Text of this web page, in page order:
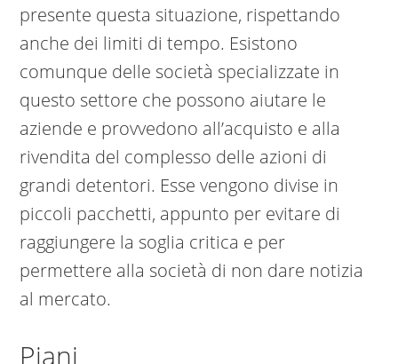
presente questa situazione, rispettando
anche dei limiti di tempo. Esistono
comunque delle società specializzate in
questo settore che possono aiutare le
aziende e provvedono all’acquisto e alla
rivendita del complesso delle azioni di
grandi detentori. Esse vengono divise in
piccoli pacchetti, appunto per evitare di
raggiungere la soglia critica e per
permettere alla società di non dare notizia
al mercato.
Piani